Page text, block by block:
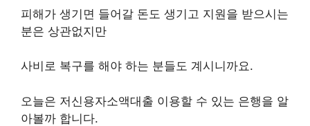
피해가 생기면 들어갈 돈도 생기고 지원을 받으시는
분은 상관없지만
사비로 복구를 해야 하는 분들도 계시니까요.
오늘은 저신용자소액대출 이용할 수 있는 은행을 알
아볼까 합니다.